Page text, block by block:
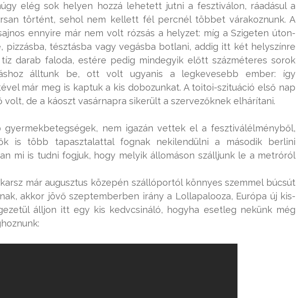
elég sok helyen hozzá lehetett jutni a fesztiválon, ráadásul a
történt, sehol nem kellett fél percnél többet várakoznunk. A
ennyire már nem volt rózsás a helyzet: míg a Szigeten úton-
pizzásba, tésztásba vagy vegásba botlani, addig itt két helyszínre
darab faloda, estére pedig mindegyik előtt százméteres sorok
álltunk be, ott volt ugyanis a legkevesebb ember: így
már meg is kaptuk a kis dobozunkat. A toitoi-szituáció első nap
de a káoszt vasárnapra sikerült a szervezőknek elhárítani.
gyermekbetegségek, nem igazán vettek el a fesztiválélményből,
is több tapasztalattal fognak nekilendülni a második berlini
mi is tudni fogjuk, hogy melyik állomáson szálljunk le a metróról
már augusztus közepén szállóportól könnyes szemmel búcsút
akkor jövő szeptemberben irány a Lollapalooza, Európa új kis-
álljon itt egy kis kedvcsináló, hogyha esetleg nekünk még